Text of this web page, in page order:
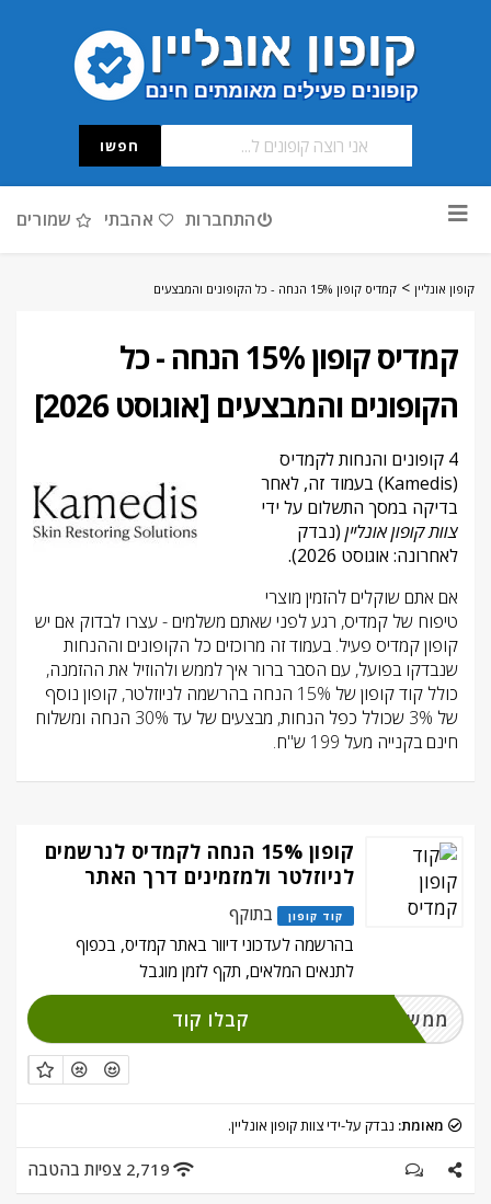
חפשו
לתוכן
שמורים אהבתי התחברות
קופון אונליין > קמדיס קופון 15% הנחה - כל הקופונים והמבצעים
קמדיס קופון 15% הנחה - כל
הקופונים והמבצעים [אוגוסט 2026]
4 קופונים והנחות לקמדיס
(Kamedis) בעמוד זה, לאחר
בדיקה במסך התשלום על ידי
צוות קופון אונליין (נבדק
לאחרונה: אוגוסט 2026).
אם אתם שוקלים להזמין מוצרי
טיפוח של קמדיס, רגע לפני שאתם משלמים - עצרו לבדוק אם יש
קופון קמדיס פעיל. בעמוד זה מרוכזים כל הקופונים וההנחות
שנבדקו בפועל, עם הסבר ברור איך לממש ולהוזיל את ההזמנה,
כולל קוד קופון של 15% הנחה בהרשמה לניוזלטר, קופון נוסף
של 3% שכולל כפל הנחות, מבצעים של עד 30% הנחה ומשלוח
חינם בקנייה מעל 199 ש"ח.
קופון 15% הנחה לקמדיס לנרשמים
לניוזלטר ולמזמינים דרך האתר
קוד קופון
בתוקף
בהרשמה לעדכוני דיוור באתר קמדיס, בכפוף
לתנאים המלאים, תקף לזמן מוגבל
ממשו והירשמו קבלו קוד
מאומת: נבדק על-ידי צוות קופון אונליין.
2,719 צפיות בהטבה